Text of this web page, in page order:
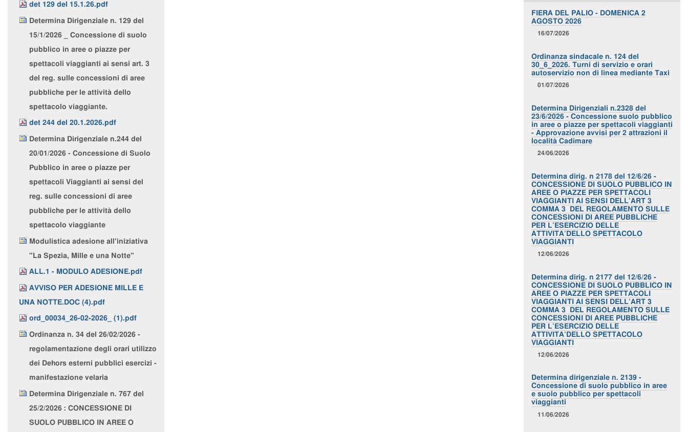
det 129 del 15.1.26.pdf
Determina Dirigenziale n. 129 del
15/1/2026 _ Concessione di suolo
pubblico in aree o piazze per
spettacoli viaggianti ai sensi art. 3
del reg. sulle concessioni di aree
pubbliche per le attività dello
spettacolo viaggiante.
det 244 del 20.1.2026.pdf
Determina Dirigenziale n.244 del
20/01/2026 - Concessione di Suolo
Pubblico in aree o piazze per
spettacoli Viaggianti ai sensi del
reg. sulle concessioni di aree
pubbliche per le attività dello
spettacolo viaggiante
Modulistica adesione all'iniziativa
"La Spezia, Mille e una Notte"
ALL.1 - MODULO ADESIONE.pdf
AVVISO PER ADESIONE MILLE E
UNA NOTTE.DOC (4).pdf
ord_00034_26-02-2026_ (1).pdf
Ordinanza n. 34 del 26/02/2026 -
regolamentazione degli orari utilizzo
dei Dehors esterni pubblici esercizi -
manifestazione velaria
Determina Dirigenziale n. 767 del
25/2/2026 : CONCESSIONE DI
SUOLO PUBBLICO IN AREE O
FIERA DEL PALIO - DOMENICA 2
AGOSTO 2026
16/07/2026
Ordinanza sindacale n. 124 del
30_6_2026. Turni di servizio e orari
autoservizio non di linea mediante Taxi
01/07/2026
Determina Dirigenziali n.2328 del
23/6/2026 - Concessione suolo pubblico
in aree o piazze per spettacoli viaggianti
- Approvazione avvisi per 2 attrazioni il
località Cadimare
24/06/2026
Determina dirig. n 2178 del 12/6/26 -
CONCESSIONE DI SUOLO PUBBLICO IN
AREE O PIAZZE PER SPETTACOLI
VIAGGIANTI AI SENSI DELL’ART 3
COMMA 3 DEL REGOLAMENTO SULLE
CONCESSIONI DI AREE PUBBLICHE
PER L’ESERCIZIO DELLE
ATTIVITA’DELLO SPETTACOLO
VIAGGIANTI
12/06/2026
Determina dirig. n 2177 del 12/6/26 -
CONCESSIONE DI SUOLO PUBBLICO IN
AREE O PIAZZE PER SPETTACOLI
VIAGGIANTI AI SENSI DELL’ART 3
COMMA 3 DEL REGOLAMENTO SULLE
CONCESSIONI DI AREE PUBBLICHE
PER L’ESERCIZIO DELLE
ATTIVITA’DELLO SPETTACOLO
VIAGGIANTI
12/06/2026
Determina dirigenziale n. 2139 -
Concessione di suolo pubblico in aree
e suolo pubblico per spettacoli
viaggianti
11/06/2026